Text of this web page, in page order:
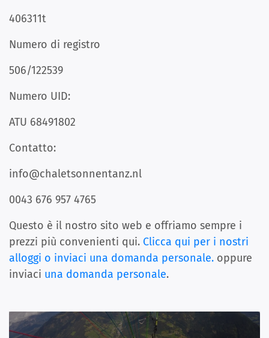
406311t
Numero di registro
506/122539
Numero UID:
ATU 68491802
Contatto:
info@chaletsonnentanz.nl
0043 676 957 4765
Questo è il nostro sito web e offriamo sempre i
prezzi più convenienti qui. Clicca qui per i nostri
alloggi o inviaci una domanda personale. oppure
inviaci una domanda personale.